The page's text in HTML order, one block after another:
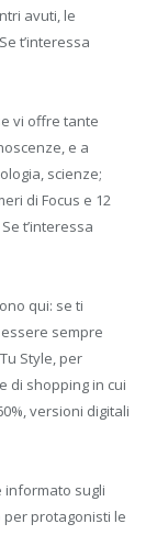
avuti, le
t’interessa
vi offre tante
e a
scienze;
di Focus e 12
t’interessa
qui: se ti
sempre
Style, per
di shopping in cui
versioni digitali
informato sugli
protagonisti le